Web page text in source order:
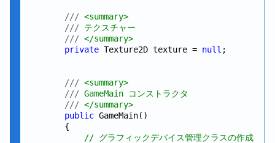
/// <summary>
/// テクスチャー
/// </summary>
private Texture2D texture = null ;
/// <summary>
/// GameMain コンストラクタ
/// </summary>
public GameMain()
        {
// グラフィックデバイス管理クラスの作成